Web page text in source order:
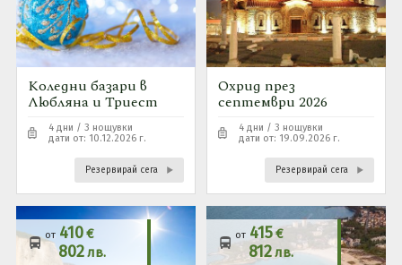
Коледни базари в
Любляна и Триест
4 дни / 3 нощувки
дати от: 10.12.2026 г.
Резервирай сега
Охрид през
септември 2026
4 дни / 3 нощувки
дати от: 19.09.2026 г.
Резервирай сега
от 410€
802лв.
от 415€
812лв.